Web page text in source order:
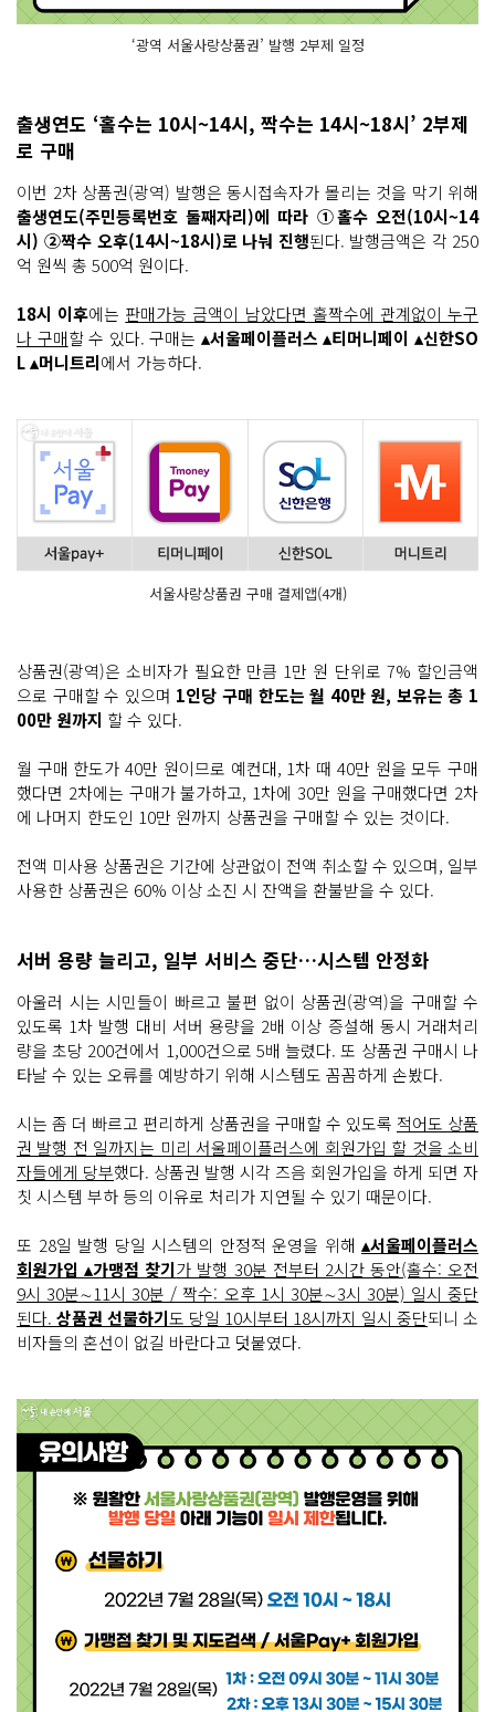
‘광역 서울사랑상품권’ 발행 2부제 일정
출생연도 ‘홀수는 10시~14시, 짝수는 14시~18시’ 2부제
로 구매
이번 2차 상품권(광역) 발행은 동시접속자가 몰리는 것을 막기 위해
출생연도(주민등록번호 둘째자리)에 따라 ①홀수 오전(10시~14
시) ②짝수 오후(14시~18시)로 나눠 진행된다. 발행금액은 각 250
억 원씩 총 500억 원이다.
18시 이후에는 판매가능 금액이 남았다면 홀짝수에 관계없이 누구
나 구매할 수 있다. 구매는 ▴서울페이플러스 ▴티머니페이 ▴신한SO
L ▴머니트리에서 가능하다.
서울사랑상품권 구매 결제앱(4개)
상품권(광역)은 소비자가 필요한 만큼 1만 원 단위로 7% 할인금액
으로 구매할 수 있으며 1인당 구매 한도는 월 40만 원, 보유는 총 1
00만 원까지 할 수 있다.
월 구매 한도가 40만 원이므로 예컨대, 1차 때 40만 원을 모두 구매
했다면 2차에는 구매가 불가하고, 1차에 30만 원을 구매했다면 2차
에 나머지 한도인 10만 원까지 상품권을 구매할 수 있는 것이다.
전액 미사용 상품권은 기간에 상관없이 전액 취소할 수 있으며, 일부
사용한 상품권은 60% 이상 소진 시 잔액을 환불받을 수 있다.
서버 용량 늘리고, 일부 서비스 중단…시스템 안정화
아울러 시는 시민들이 빠르고 불편 없이 상품권(광역)을 구매할 수
있도록 1차 발행 대비 서버 용량을 2배 이상 증설해 동시 거래처리
량을 초당 200건에서 1,000건으로 5배 늘렸다. 또 상품권 구매시 나
타날 수 있는 오류를 예방하기 위해 시스템도 꼼꼼하게 손봤다.
시는 좀 더 빠르고 편리하게 상품권을 구매할 수 있도록 적어도 상품
권 발행 전 일까지는 미리 서울페이플러스에 회원가입 할 것을 소비
자들에게 당부했다. 상품권 발행 시각 즈음 회원가입을 하게 되면 자
칫 시스템 부하 등의 이유로 처리가 지연될 수 있기 때문이다.
또 28일 발행 당일 시스템의 안정적 운영을 위해 ▴서울페이플러스
회원가입 ▴가맹점 찾기가 발행 30분 전부터 2시간 동안(홀수: 오전
9시 30분∼11시 30분 / 짝수: 오후 1시 30분∼3시 30분) 일시 중단
된다. 상품권 선물하기도 당일 10시부터 18시까지 일시 중단되니 소
비자들의 혼선이 없길 바란다고 덧붙였다.